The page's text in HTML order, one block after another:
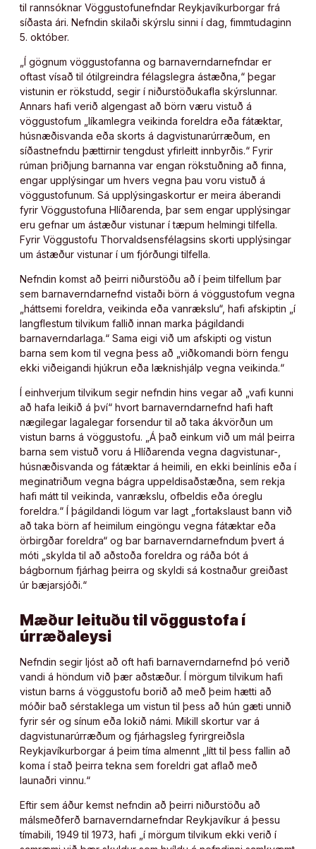
til rannsóknar Vöggustofunefndar Reykjavíkurborgar frá
síðasta ári. Nefndin skilaði skýrslu sinni í dag, fimmtudaginn
5. október.
„Í gögnum vöggustofanna og barnaverndarnefndar er
oftast vísað til ótilgreindra félagslegra ástæðna,“ þegar
vistunin er rökstudd, segir í niðurstöðukafla skýrslunnar.
Annars hafi verið algengast að börn væru vistuð á
vöggustofum „líkamlegra veikinda foreldra eða fátæktar,
húsnæðisvanda eða skorts á dagvistunarúrræðum, en
síðastnefndu þættirnir tengdust yfirleitt innbyrðis.“ Fyrir
rúman þriðjung barnanna var engan rökstuðning að finna,
engar upplýsingar um hvers vegna þau voru vistuð á
vöggustofunum. Sá upplýsingaskortur er meira áberandi
fyrir Vöggustofuna Hlíðarenda, þar sem engar upplýsingar
eru gefnar um ástæður vistunar í tæpum helmingi tilfella.
Fyrir Vöggustofu Thorvaldsensfélagsins skorti upplýsingar
um ástæður vistunar í um fjórðungi tilfella.
Nefndin komst að þeirri niðurstöðu að í þeim tilfellum þar
sem barnaverndarnefnd vistaði börn á vöggustofum vegna
„háttsemi foreldra, veikinda eða vanrækslu“, hafi afskiptin „í
langflestum tilvikum fallið innan marka þágildandi
barnaverndarlaga.“ Sama eigi við um afskipti og vistun
barna sem kom til vegna þess að „viðkomandi börn fengu
ekki viðeigandi hjúkrun eða læknishjálp vegna veikinda.“
Í einhverjum tilvikum segir nefndin hins vegar að „vafi kunni
að hafa leikið á því“ hvort barnaverndarnefnd hafi haft
nægilegar lagalegar forsendur til að taka ákvörðun um
vistun barns á vöggustofu. „Á það einkum við um mál þeirra
barna sem vistuð voru á Hlíðarenda vegna dagvistunar-,
húsnæðisvanda og fátæktar á heimili, en ekki beinlínis eða í
meginatriðum vegna bágra uppeldisaðstæðna, sem rekja
hafi mátt til veikinda, vanrækslu, ofbeldis eða óreglu
foreldra.“ Í þágildandi lögum var lagt „fortakslaust bann við
að taka börn af heimilum eingöngu vegna fátæktar eða
örbirgðar foreldra“ og bar barnaverndarnefndum þvert á
móti „skylda til að aðstoða foreldra og ráða bót á
bágbornum fjárhag þeirra og skyldi sá kostnaður greiðast
úr bæjarsjóði.“
Mæður leituðu til vöggustofa í
úrræðaleysi
Nefndin segir ljóst að oft hafi barnaverndarnefnd þó verið
vandi á höndum við þær aðstæður. Í mörgum tilvikum hafi
vistun barns á vöggustofu borið að með þeim hætti að
móðir bað sérstaklega um vistun til þess að hún gæti unnið
fyrir sér og sínum eða lokið námi. Mikill skortur var á
dagvistunarúrræðum og fjárhagsleg fyrirgreiðsla
Reykjavíkurborgar á þeim tíma almennt „lítt til þess fallin að
koma í stað þeirra tekna sem foreldri gat aflað með
launaðri vinnu.“
Eftir sem áður kemst nefndin að þeirri niðurstöðu að
málsmeðferð barnaverndarnefndar Reykjavíkur á þessu
tímabili, 1949 til 1973, hafi „í mörgum tilvikum ekki verið í